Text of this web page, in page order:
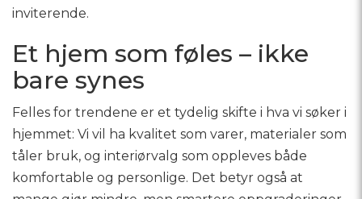
inviterende.
Et hjem som føles – ikke
bare synes
Felles for trendene er et tydelig skifte i hva vi søker i
hjemmet: Vi vil ha kvalitet som varer, materialer som
tåler bruk, og interiørvalg som oppleves både
komfortable og personlige. Det betyr også at